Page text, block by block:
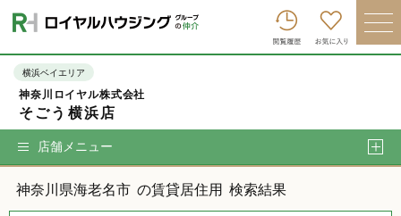
横浜ベイエリア
神奈川ロイヤル株式会社
そごう横浜店
店舗メニュー
神奈川県海老名市 の賃貸居住用 検索結果
ロイヤルハウジンググループトップへ
買いたい
売りたい
借りたい
貸したい